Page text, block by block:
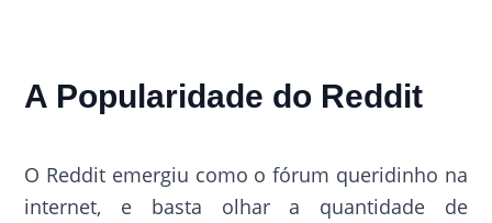
A Popularidade do Reddit
O Reddit emergiu como o fórum queridinho na
internet, e basta olhar a quantidade de